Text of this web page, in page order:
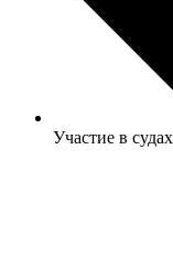
Участие в